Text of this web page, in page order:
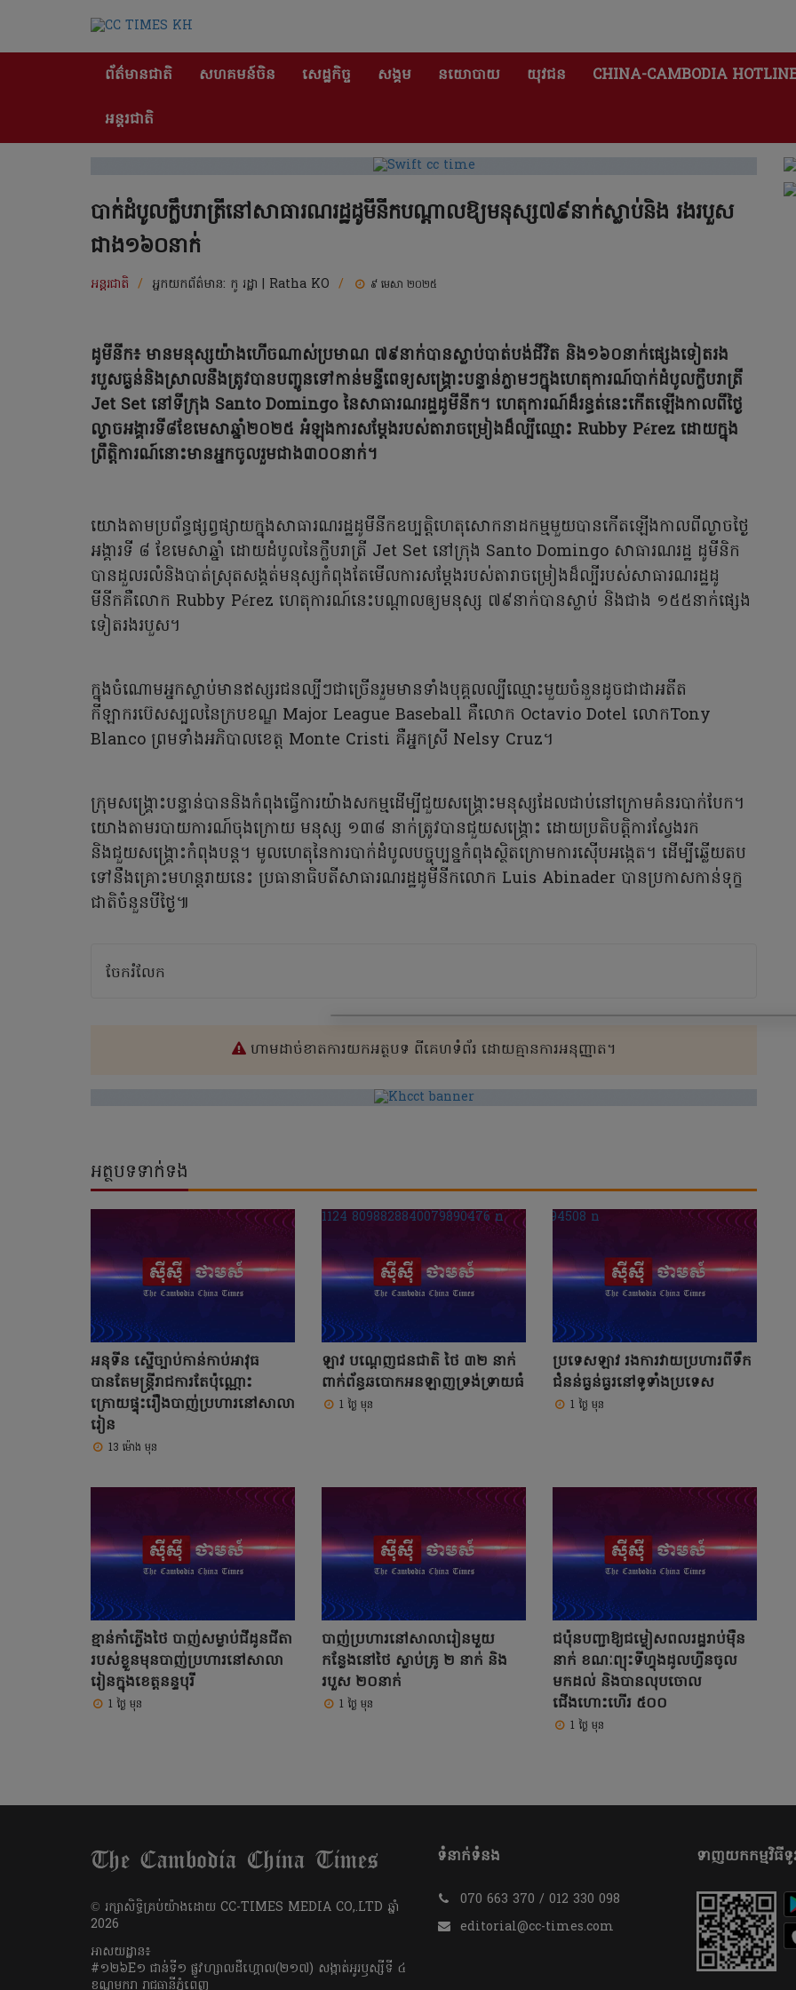
ព័ត៌មានជាតិ សហគមន៍ចិន សេដ្ឋកិច្ច សង្គម នយោបាយ យុវជន CHINA-CAMBODIA
អន្តរជាតិ
បាក់ដំបូលក្លឹបរាត្រីនៅសាធារណរដ្ឋដូមីនីកបណ្តាលឱ្យមនុស្ស៧៩នាក់ស្លាប់និង រងរបួស
ជាង១៦០នាក់
អន្តរជាតិ / អ្នកយកព័ត៌មាន: កូ រដ្ឋា | Ratha KO / ៩ មេសា ២០២៥
ដូមីនីក៖ មានមនុស្សយ៉ាងហើចណាស់ប្រមាណ ៧៩នាក់បានស្លាប់បាត់បង់ជីវិត និង១៦០នាក់ផ្សេងទៀតរង
របួសធ្ងន់និងស្រាលនឹងត្រូវបានបញ្ចូនទៅកាន់មន្ទីពេទ្យសង្រ្គោះបន្ទាន់ភ្លាមៗក្នុងហេតុការណ៍បាក់ដំបូលក្លឹបរាត្រី
Jet Set នៅទីក្រុង Santo Domingo នៃសាធារណរដ្ឋដូមីនីក។ ហេតុការណ៍ដ៏រន្ធត់នេះកើតឡើងកាលពីថ្ងៃ
ល្ងាចអង្គារទី៨ខែមេសាឆ្នាំ២០២៥ អំឡុងការសម្តែងរបស់តារាចម្រៀងដ៏ល្បីឈ្មោះ Rubby Pérez ដោយក្នុង
ព្រឹត្តិការណ៍នោះមានអ្នកចូលរួមជាង៣០០នាក់។
យោងតាមប្រព័ន្ធផ្សព្វផ្សាយក្នុងសាធារណរដ្ឋដូមីនីកឧប្បត្តិហេតុសោកនាដកម្មមួយបានកើតឡើងកាលពីល្ងាចថ្ងៃ
អង្គារទី ៨ ខែមេសាឆ្នាំ ដោយដំបូលនៃក្លឹបរាត្រី Jet Set នៅក្រុង Santo Domingo សាធារណរដ្ឋ ដូមីនិក
បានដួលរលំនិងបាត់ស្រុតសង្គត់មនុស្សកំពុងតែមើលការសម្តែងរបស់តារាចម្រៀងដ៏ល្បីរបស់សាធារណរដ្ឋដូ
មីនីកគឺលោក Rubby Pérez ហេតុការណ៍នេះបណ្តាលឲ្យមនុស្ស ៧៩នាក់បានស្លាប់ និងជាង ១៥៥នាក់ផ្សេង
ទៀតរងរបួស។
ក្នុងចំណោមអ្នកស្លាប់មានឥស្សរជនល្បីៗជាច្រើនរួមមានទាំងបុគ្គលល្បីឈ្មោះមួយចំនួនដូចជាជាអតីត
កីឡាករប៊េសស្បលនៃក្របខណ្ឌ Major League Baseball គឺលោក Octavio Dotel លោកTony
Blanco ព្រមទាំងអភិបាលខេត្ត Monte Cristi គឺអ្នកស្រី Nelsy Cruz។
ក្រុមសង្គ្រោះបន្ទាន់បាននិងកំពុងធ្វើការយ៉ាងសកម្មដើម្បីជួយសង្គ្រោះមនុស្សដែលជាប់នៅក្រោមគំនរបាក់បែក។
យោងតាមរបាយការណ៍ចុងក្រោយ មនុស្ស ១៣៨ នាក់ត្រូវបានជួយសង្គ្រោះ ដោយប្រតិបត្តិការស្វែងរក
និងជួយសង្គ្រោះកំពុងបន្ត។ មូលហេតុនៃការបាក់ដំបូលបច្ចុប្បន្នកំពុងស្ថិតក្រោមការស៊ើបអង្កេត។ ដើម្បីឆ្លើយតប
ទៅនឹងគ្រោះមហន្តរាយនេះ ប្រធានាធិបតីសាធារណរដ្ឋដូមីនីកលោក Luis Abinader បានប្រកាសកាន់ទុក្ខ
ជាតិចំនួនបីថ្ងៃ៕
ចែករំលែក
ហាមដាច់ខាតការយកអត្ថបទ ពីគេហទំព័រ ដោយគ្មានការអនុញ្ញាត។
អត្ថបទទាក់ទង
អនុទីន ស្នើច្បាប់កាន់កាប់អាវុធ
បានតែមន្រ្តីរាជការតែប៉ុណ្ណោះ
ក្រោយផ្ទុះរឿងបាញ់ប្រហារនៅសាលា
រៀន
13 ម៉ោង មុន
ឡាវ បណ្តេញជនជាតិ ថៃ ៣២ នាក់
ពាក់ព័ន្ធឆបោកអនឡាញទ្រង់ទ្រាយធំ
1 ថ្ងៃ មុន
ប្រទេសឡាវ រងការវាយប្រហារពីទឹក
ជំនន់ធ្ងន់ធ្ងរនៅទូទាំងប្រទេស
1 ថ្ងៃ មុន
ខ្មាន់កាំភ្លើងថៃ បាញ់សម្លាប់ជីដូនជីតា
របស់ខ្លួនមុនបាញ់ប្រហារនៅសាលា
រៀនក្នុងខេត្តនន្ទបុរី
1 ថ្ងៃ មុន
បាញ់ប្រហារនៅសាលារៀនមួយ
កន្លែងនៅថៃ ស្លាប់គ្រូ ២ នាក់ និង
របួស ២០នាក់
1 ថ្ងៃ មុន
ជប៉ុនបញ្ជាឱ្យជម្លៀសពលរដ្ឋរាប់ម៉ឺន
នាក់ ខណៈព្យុះទីហ្វុងដូលហ្វីនចូល
មកដល់ និងបានលុបចោល
ជើងហោះហើរ ៥០០
1 ថ្ងៃ មុន
​© រក្សា​សិទ្ធិ​គ្រប់​យ៉ាង​ដោយ​ CC-TIMES MEDIA CO,.LTD ឆ្នាំ​
2026
អាសយដ្ឋាន៖
#១២៦E១ ជាន់ទី១ ផ្លូវហ្សាលដឺហ្គោល(២១៧) សង្កាត់អូរឫស្សីទី ៤
ខណ្ឌមករា រាជធានីភ្នំពេញ
ទំនាក់ទំនង
070 663 370 / 012 330 098
editorial@cc-times.com
ទាញយកកម្មវិធីទូ